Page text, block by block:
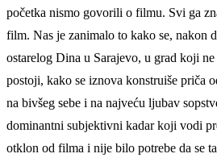
početka nismo govorili o filmu. Svi ga
film. Nas je zanimalo to kako se, nakon
ostarelog Dina u Sarajevo, u grad koji
postoji, kako se iznova konstruiše priča
na bivšeg sebe i na najveću ljubav
dominantni subjektivni kadar koji vodi
otklon od filma i nije bilo potrebe da se